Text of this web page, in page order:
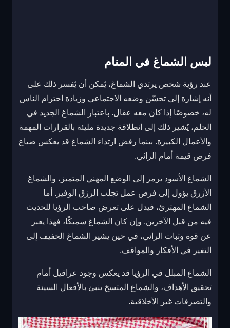
لبس الشماغ في المنام
عند رؤية شخص يرتدي الشماغ، يُمكن أن يُفسر ذلك على
أنه إشارة إلى تحسّن وضعه الاجتماعي وزيادة احترام الناس
له، خصوصًا إذا كان معه عقال. باعتبار الشماغ الجديد في
الحلم، يُشير ذلك إلى انطلاقة جديدة مليئة بالقرارات المهمة
والأعمال الكبيرة. بينما رفض ارتداء الشماغ قد يعكس ضياع
فرص قيمة أمام الرائي.
الشماغ الأسود يرمز إلى الوضع المهني المتميز، والشماغ
الأزرق يؤول إلى فرص عمل تجلب الرزق الوفير. أما
الشماغ المهترئ، فيدل على تعرض صاحب الرؤيا للحديث
فيه من قبل الآخرين. وإن كان الشماغ سميكًا، فهذا يعبر
عن قوة وثبات الرائي، في حين يشير الشماغ الخفيف إلى
التغير في الأفكار والمواقف.
الشماغ المبلل في الرؤيا قد يعكس وجود عراقيل أمام
تحقيق الأهداف، والشماغ المتسخ ينبئ بالأفعال السيئة
والتصرفات غير الأخلاقية.